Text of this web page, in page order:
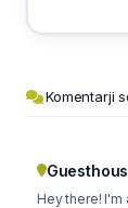
Komentarji
Hey there!